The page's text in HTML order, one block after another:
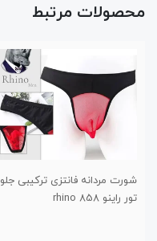
محصولات مرتبط
شورت مردانه فانتزی ترکیبی جلو
تور راینو 858 rhino